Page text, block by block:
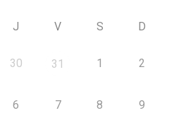
J V S D
30 31 1 2
6 7 8 9